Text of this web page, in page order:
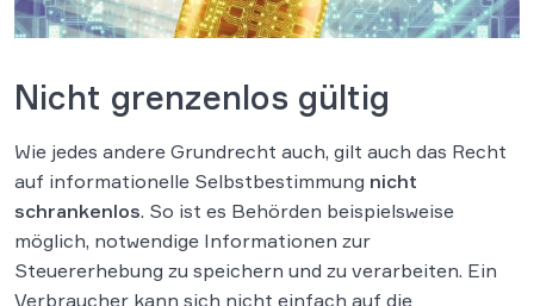
Nicht grenzenlos gültig
Wie jedes andere Grundrecht auch, gilt auch das Recht
auf informationelle Selbstbestimmung nicht
schrankenlos. So ist es Behörden beispielsweise
möglich, notwendige Informationen zur
Steuererhebung zu speichern und zu verarbeiten. Ein
Verbraucher kann sich nicht einfach auf die